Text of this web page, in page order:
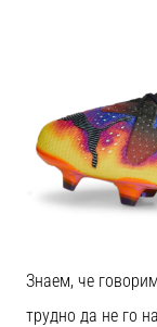
PUMA.
Бъди
гол
Знаем, че
трудно да не го